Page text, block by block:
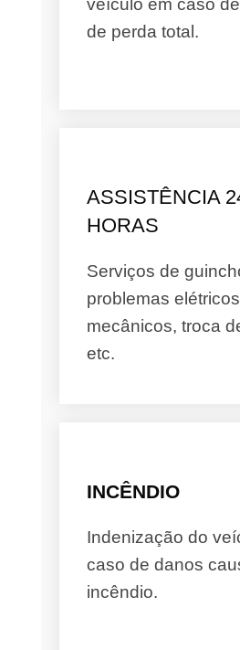
de perda total.
ASSISTÊNCIA
HORAS
Serviços de
problemas
mecânicos, troca
etc.
INCÊNDIO
Indenização do
caso de danos
incêndio.